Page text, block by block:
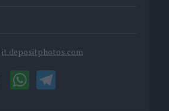
it.depositphotos.com